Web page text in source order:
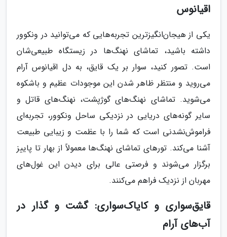
اقیانوس
یکی از هیجان‌انگیزترین تجربه‌هایی که می‌توانید در ونکوور
داشته باشید، تماشای نهنگ‌ها در زیستگاه طبیعی‌شان
است. تصور کنید، سوار بر یک قایق، به دل اقیانوس آرام
می‌روید و منتظر ظاهر شدن این موجودات عظیم و باشکوه
می‌شوید. تماشای نهنگ‌های گوژپشت، نهنگ‌های قاتل و
سایر گونه‌های دریایی در نزدیکی ساحل ونکوور، تجربه‌ای
فراموش‌نشدنی است که شما را با عظمت و زیبایی طبیعت
آشنا می‌کند. تورهای تماشای نهنگ‌ها معمولاً از بهار تا پاییز
برگزار می‌شوند و فرصتی عالی برای دیدن این غول‌های
مهربان از نزدیک فراهم می‌کنند.
قایق‌سواری و کایاک‌سواری: گشت و گذار در
آب‌های آرام